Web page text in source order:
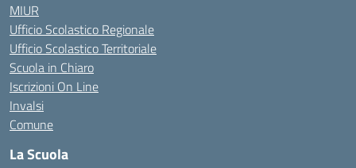
MIUR
Ufficio Scolastico Regionale
Ufficio Scolastico Territoriale
Scuola in Chiaro
Iscrizioni On Line
Invalsi
Comune
La Scuola